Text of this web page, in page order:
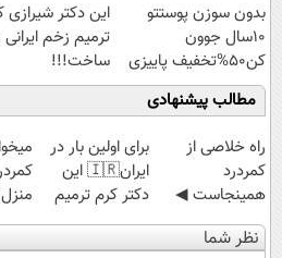
ویژه
بدون سوزن پوستتو
10سال جوون
کن50%تخفیف پاییزی
این دکتر شیرازی
ترمیم زخم ایرانی
ساخت!!!
مطالب پیشنهادی
‌راه خلاصی از
کمردرد
همینجاست ◀
فقط کافیه فرم
رو پر کنی!
برای اولین بار در
ایران🇮🇷 این
دکتر کرم ترمیم
کننده 23 روزه
ساخت!
نظر شما